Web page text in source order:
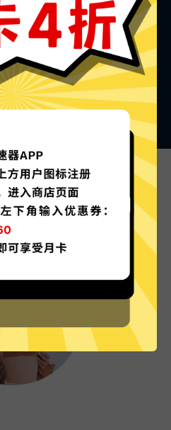
王加速器的评价